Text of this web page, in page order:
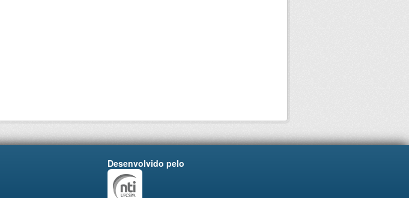
Desenvolvido pelo